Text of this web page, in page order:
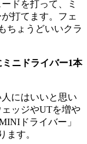
ドを打って、ミ
打てます。フェ
ちょうどいいクラ
ニドライバー1本
にはいいと思い
ッジやUTを増や
ドライバー」
ます。